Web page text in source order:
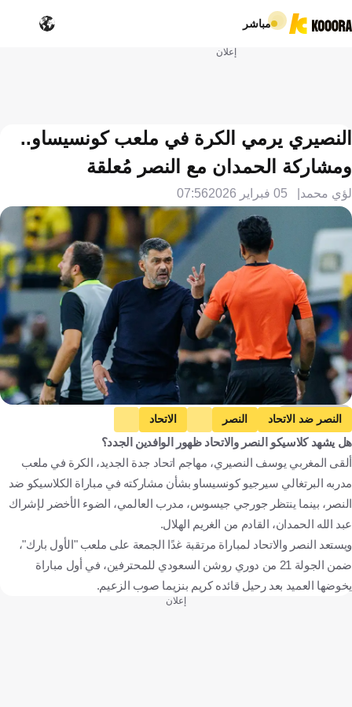
مباشر
إعلان
النصيري يرمي الكرة في ملعب كونسيساو..
ومشاركة الحمدان مع النصر مُعلقة
لؤي محمد 05 فبراير 2026 07:56
Getty Images
النصر ضد الاتحاد النصر
الاتحاد
دوري روشن السعودي
يوسف النصيري
عبد الله الحمدان
المملكة العربية السعودية
المغرب كرة قدم
هل يشهد كلاسيكو النصر والاتحاد ظهور الوافدين الجدد؟
ألقى المغربي يوسف النصيري، مهاجم اتحاد جدة الجديد، الكرة في ملعب
مدربه البرتغالي سيرجيو كونسيساو بشأن مشاركته في مباراة الكلاسيكو ضد
النصر، بينما ينتظر جورجي جيسوس، مدرب العالمي، الضوء الأخضر لإشراك
عبد الله الحمدان، القادم من الغريم الهلال.
ويستعد النصر والاتحاد لمباراة مرتقبة غدًا الجمعة على ملعب "الأول بارك"،
ضمن الجولة 21 من دوري روشن السعودي للمحترفين، في أول مباراة
يخوضها العميد بعد رحيل قائده كريم بنزيما صوب الزعيم.
إعلان